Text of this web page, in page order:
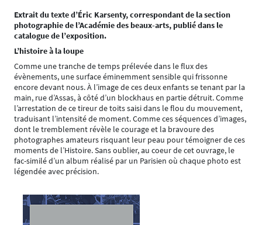
Extrait du texte d’Éric Karsenty, correspondant de la section
photographie de l’Académie des beaux-arts, publié dans le
catalogue de l’exposition.
L’histoire à la loupe
Comme une tranche de temps prélevée dans le flux des
évènements, une surface éminemment sensible qui frissonne
encore devant nous. À l’image de ces deux enfants se tenant par la
main, rue d’Assas, à côté d’un blockhaus en partie détruit. Comme
l’arrestation de ce tireur de toits saisi dans le flou du mouvement,
traduisant l’intensité de moment. Comme ces séquences d’images,
dont le tremblement révèle le courage et la bravoure des
photographes amateurs risquant leur peau pour témoigner de ces
moments de l’Histoire. Sans oublier, au coeur de cet ouvrage, le
fac-similé d’un album réalisé par un Parisien où chaque photo est
légendée avec précision.